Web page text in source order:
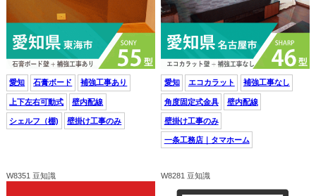
愛知 石膏ボード 補強工事あり
上下左右可動式 壁内配線
シェルフ（棚) 壁掛け工事のみ
愛知 エコカラット 補強工事なし
角度固定式金具 壁内配線
壁掛け工事のみ
一条工務店｜タマホーム
W8351 豆知識 W8281 豆知識